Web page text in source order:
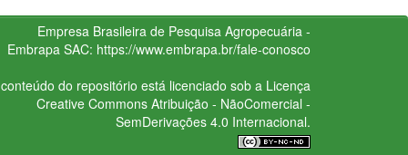
Empresa Brasileira de Pesquisa Agropecuária -
Embrapa SAC: https://www.embrapa.br/fale-conosco
do repositório está licenciado sob a Licença
Creative CommonsAtribuição - NãoComercial -
SemDerivações 4.0 Internacional.